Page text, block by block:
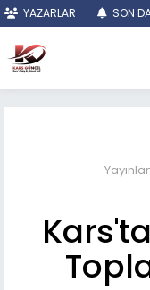
YAZARLAR SON